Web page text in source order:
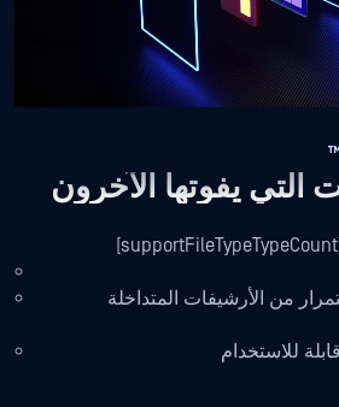
التي يفوتها الآخرون
يدعم تنسيقات الملفات [supportFileTypeTypeCount]
من الأرشيفات المتداخلة
للاستخدام